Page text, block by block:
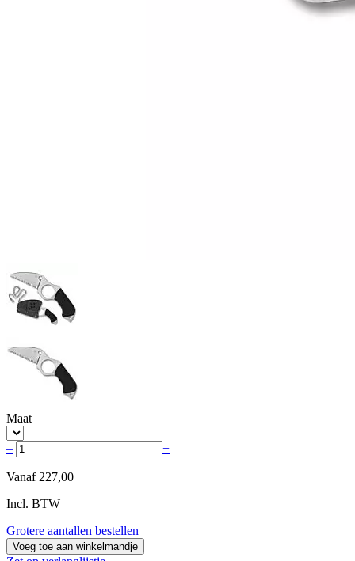
Maat
– +
Vanaf 227,00
Incl. BTW
Grotere aantallen bestellen
Voeg toe aan winkelmandje